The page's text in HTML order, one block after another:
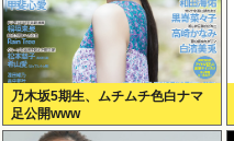
乃木坂5期生、ムチムチ色白ナマ
足公開www